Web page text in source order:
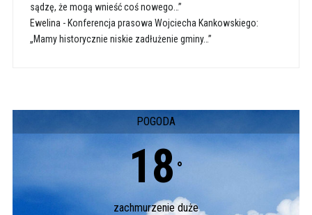
sądzę, że mogą wnieść coś nowego…”
Ewelina -Konferencja prasowa Wojciecha Kankowskiego:
„Mamy historycznie niskie zadłużenie gminy…”
POGODA
18 °
zachmurzenie duże